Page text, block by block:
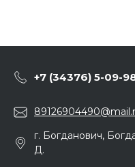
+7 (34376) 5-09-
г. Богданович,
Д.